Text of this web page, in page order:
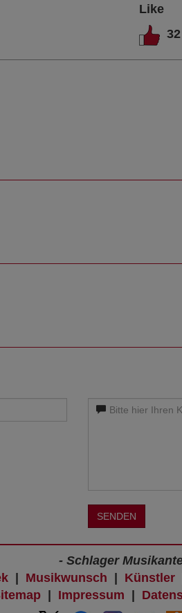
Like
32
SENDEN
- Schlager
Musikwunsch Künstler
| Impressum